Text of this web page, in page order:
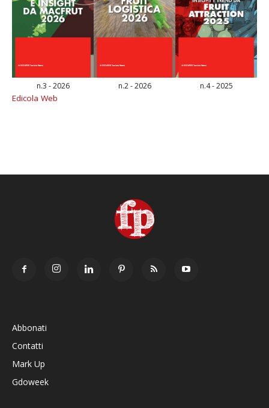
n.3 - 2026 n.2 - 2026 n.4 - 2025
Edicola Web
Abbonati
Contatti
Mark Up
Gdoweek